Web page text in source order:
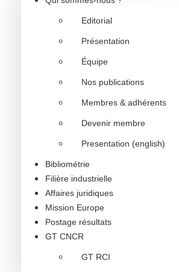
Editorial
Présentation
Équipe
Nos publications
Membres & adhérents
Devenir membre
Presentation (english)
Bibliométrie
Filière industrielle
Affaires juridiques
Mission Europe
Postage résultats
GT CNCR
GT RCI